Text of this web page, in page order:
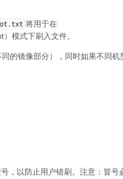
将用于在
模式下刷入文件。
的镜像部分），同时如果不同机
，以防止用户错刷。注意：冒号